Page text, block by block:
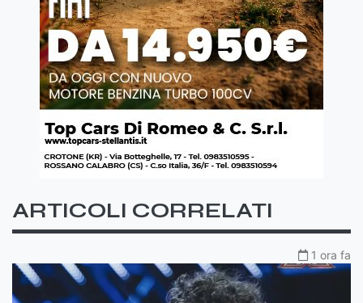
ARTICOLI CORRELATI
1 ora fa